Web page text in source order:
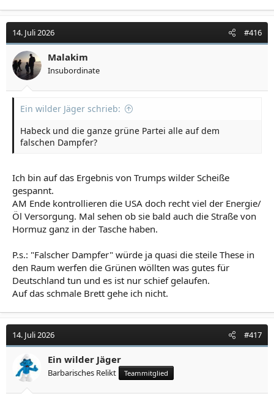
14. Juli 2026 #416
Malakim
Insubordinate
Ein wilder Jäger schrieb:
Habeck und die ganze grüne Partei alle auf dem
falschen Dampfer?
Ich bin auf das Ergebnis von Trumps wilder Scheiße
gespannt.
AM Ende kontrollieren die USA doch recht viel der Energie/
Öl Versorgung. Mal sehen ob sie bald auch die Straße von
Hormuz ganz in der Tasche haben.
P.s.: "Falscher Dampfer" würde ja quasi die steile These in
den Raum werfen die Grünen wöllten was gutes für
Deutschland tun und es ist nur schief gelaufen.
Auf das schmale Brett gehe ich nicht.
14. Juli 2026 #417
Ein wilder Jäger
Barbarisches Relikt Teammitglied